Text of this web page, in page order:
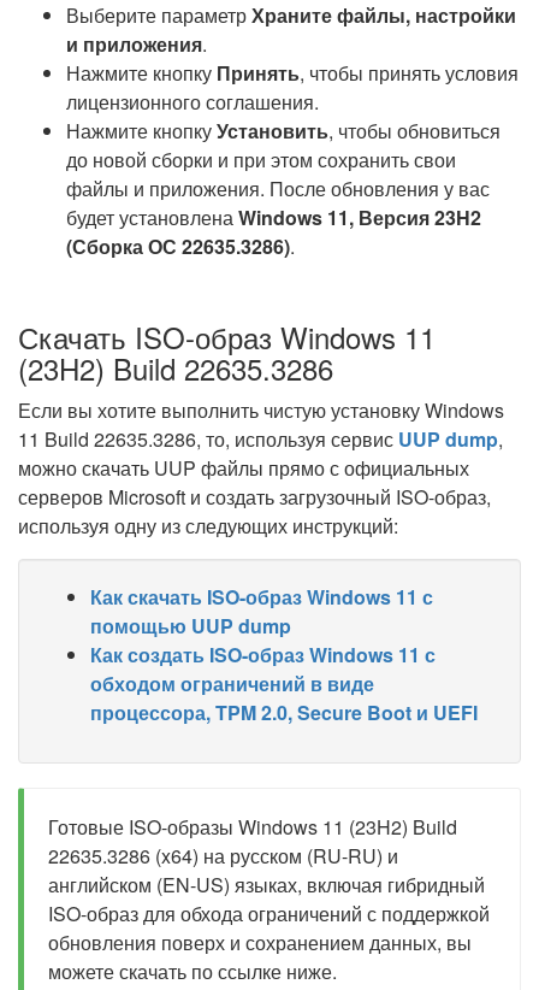
Выберите параметрХраните файлы, настройки
и приложения.
Нажмите кнопку Принять, чтобы принять условия
лицензионного соглашения.
Нажмите кнопкуУстановить, чтобы обновиться
до новой сборки и при этом сохранить свои
файлы и приложения. После обновления у вас
будет установленаWindows 11, Версия 23H2
(Сборка ОС 22635.3286).
Скачать ISO-образ Windows 11
(23H2) Build 22635.3286
Если вы хотите выполнить чистую установку Windows
11 Build 22635.3286, то, используя сервис UUP dump,
можно скачать UUP файлы прямо с официальных
серверов Microsoft и создать загрузочный ISO-образ,
используя одну из следующих инструкций:
Как скачать ISO-образ Windows 11 с
помощью UUP dump
Как создать ISO-образ Windows 11 с
обходом ограничений в виде
процессора, TPM 2.0, Secure Boot и UEFI
Готовые ISO-образы Windows 11 (23H2) Build
22635.3286 (x64) на русском (RU-RU) и
английском (EN-US) языках, включая гибридный
ISO-образ для обхода ограничений с поддержкой
обновления поверх и сохранением данных, вы
можете скачать по ссылке ниже.